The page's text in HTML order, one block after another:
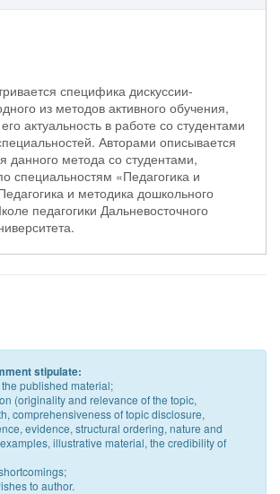
специфика дискуссии-
из методов активного обучения,
актуальность в работе со студентами
Авторами описывается
данного метода со студентами,
специальностям «Педагогика и
и методика дошкольного
педагогики Дальневосточного
stipulate:
published material;
(originality and relevance of the topic,
comprehensiveness of topic disclosure,
evidence, structural ordering, nature and
illustrative material, the credibility of
to author.